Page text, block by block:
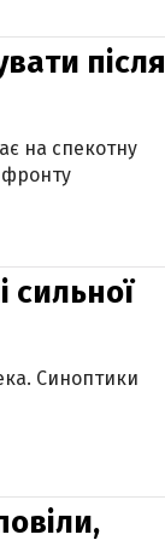
після
на спекотну
фронту
сильної
Синоптики